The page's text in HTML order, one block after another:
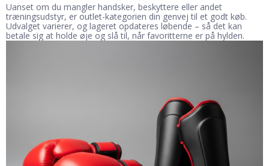
Uanset om du mangler handsker, beskyttere eller andet
træningsudstyr, er outlet-kategorien din genvej til et godt køb.
Udvalget varierer, og lageret opdateres løbende – så det kan
betale sig at holde øje og slå til, når favoritterne er på hylden.